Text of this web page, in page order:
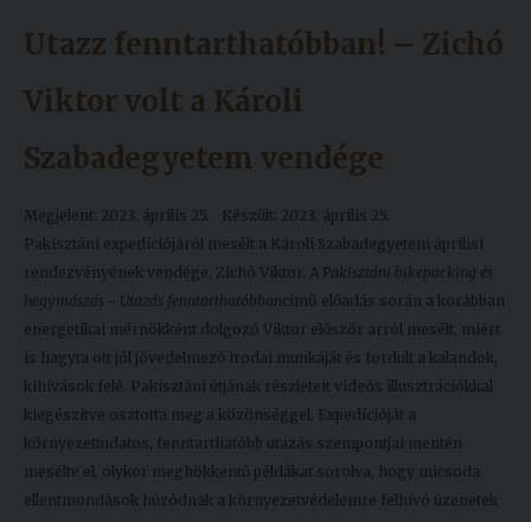
Utazz fenntarthatóbban! – Zichó
Viktor volt a Károli
Szabadegyetem vendége
Megjelent: 2023. április 25.
Készült: 2023. április 25.
Pakisztáni expedíciójáról mesélt a Károli Szabadegyetem áprilisi
rendezvényének vendége, Zichó Viktor. A Pakisztáni bikepacking és
hegymászás - Utazás fenntarthatóbbancímű előadás során a korábban
energetikai mérnökként dolgozó Viktor először arról mesélt, miért
is hagyta ott jól jövedelmező irodai munkáját és fordult a kalandok,
kihívások felé. Pakisztáni útjának részleteit videós illusztrációkkal
kiegészítve osztotta meg a közönséggel. Expedícióját a
környezettudatos, fenntarthatóbb utazás szempontjai mentén
mesélte el, olykor meghökkentő példákat sorolva, hogy micsoda
ellentmondások húzódnak a környezetvédelemre felhívó üzenetek